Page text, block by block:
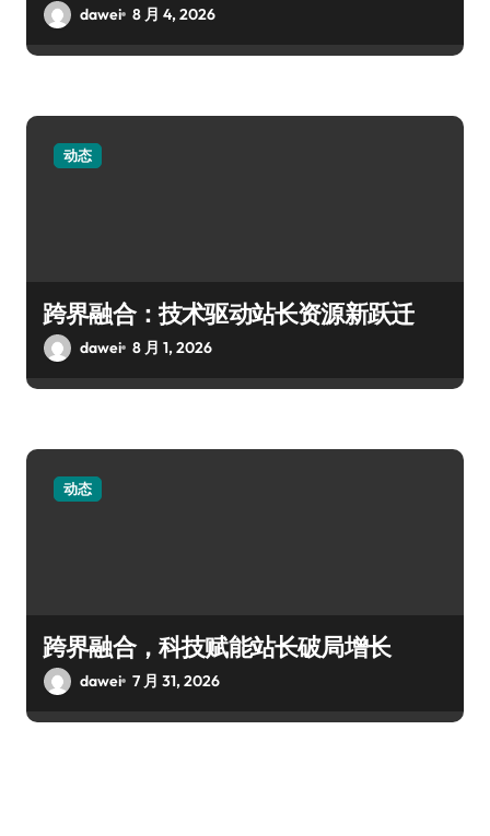
dawei 8 月 4, 2026
动态
跨界融合：技术驱动站长资源新跃迁
dawei 8 月 1, 2026
动态
跨界融合，科技赋能站长破局增长
dawei 7 月 31, 2026